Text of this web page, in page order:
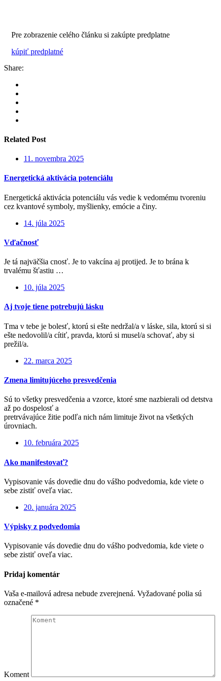
Pre zobrazenie celého článku si zakúpte predplatne
kúpiť predplatné
Share:
Related Post
11. novembra 2025
Energetická aktivácia potenciálu
Energetická aktivácia potenciálu vás vedie k vedomému tvoreniu
cez kvantové symboly, myšlienky, emócie a činy.
14. júla 2025
Vďačnosť
Je tá najväčšia cnosť. Je to vakcína aj protijed. Je to brána k
trvalému šťastiu …
10. júla 2025
Aj tvoje tiene potrebujú lásku
Tma v tebe je bolesť, ktorú si ešte nedržal/a v láske, sila, ktorú si si
ešte nedovolil/a cítiť, pravda, ktorú si musel/a schovať, aby si
prežil/a.
22. marca 2025
Zmena limitujúceho presvedčenia
Sú to všetky presvedčenia a vzorce, ktoré sme nazbierali od detstva
až po dospelosť a
pretrvávajúce žitie podľa nich nám limituje život na všetkých
úrovniach.
10. februára 2025
Ako manifestovať?
Vypisovanie vás dovedie dnu do vášho podvedomia, kde viete o
sebe zistiť oveľa viac.
20. januára 2025
Výpisky z podvedomia
Vypisovanie vás dovedie dnu do vášho podvedomia, kde viete o
sebe zistiť oveľa viac.
Pridaj komentár
Vaša e-mailová adresa nebude zverejnená. Vyžadované polia sú
označené *
Koment